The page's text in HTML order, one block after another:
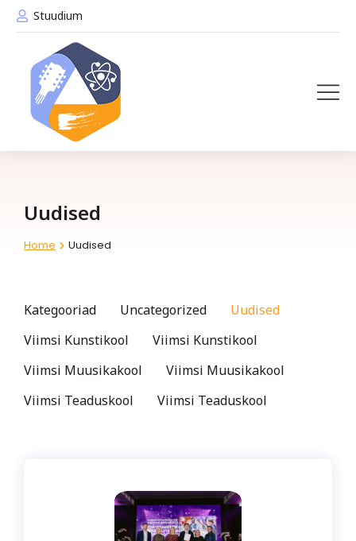
Stuudium
Uudised
You are here:
Home Uudised
Kategooriad Uncategorized
Uudised
Viimsi Kunstikool
Viimsi Kunstikool
Viimsi Muusikakool
Viimsi Muusikakool
Viimsi Teaduskool
Viimsi Teaduskool